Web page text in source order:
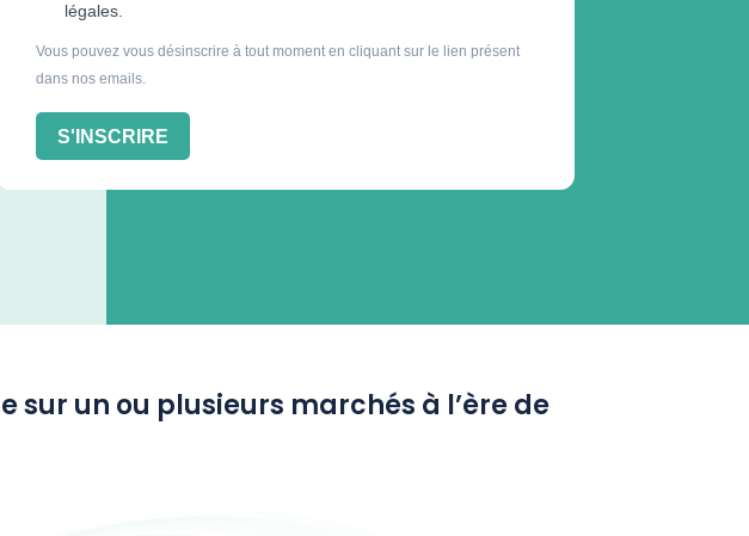
légales.
Vous pouvez vous désinscrire à tout moment en cliquant sur le lien présent
dans nos emails.
S'INSCRIRE
un ou plusieurs marchés à l’ère de